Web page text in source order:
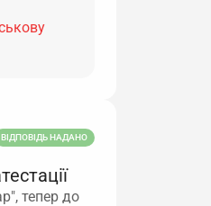
ВІДПОВІДЬ НАДАНО
тепер до